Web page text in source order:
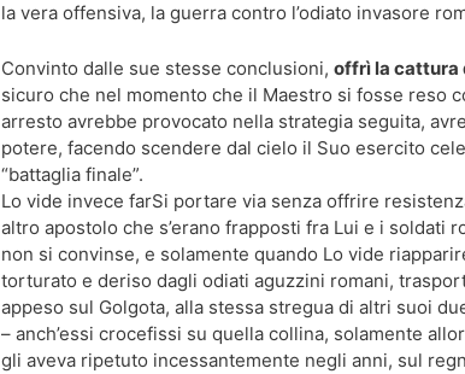
la vera offensiva, la guerra contro l’odiato invasore
Convinto dalle sue stesse conclusioni,offrì la cattura
sicuro che nel momento che il Maestro si fosse reso
arresto avrebbe provocato nella strategia seguita,
potere, facendo scendere dal cielo il Suo esercito
“battaglia finale”.
Lo vide invece farSi portare via senza offrire
altro apostolo che s’erano frapposti fra Lui e i soldati
non si convinse, e solamente quando Lo vide
torturato e deriso dagli odiati aguzzini romani,
appeso sul Golgota, alla stessa stregua di altri suoi
– anch’essi crocefissi su quella collina, solamente
gli aveva ripetuto incessantemente negli anni, sul